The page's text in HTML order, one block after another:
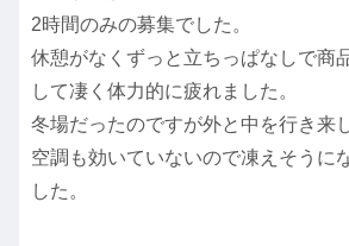
2時間のみの募集でした。
休憩がなくずっと立ちっぱなしで商
して凄く体力的に疲れました。
冬場だったのですが外と中を行き来
空調も効いていないので凍えそうに
した。